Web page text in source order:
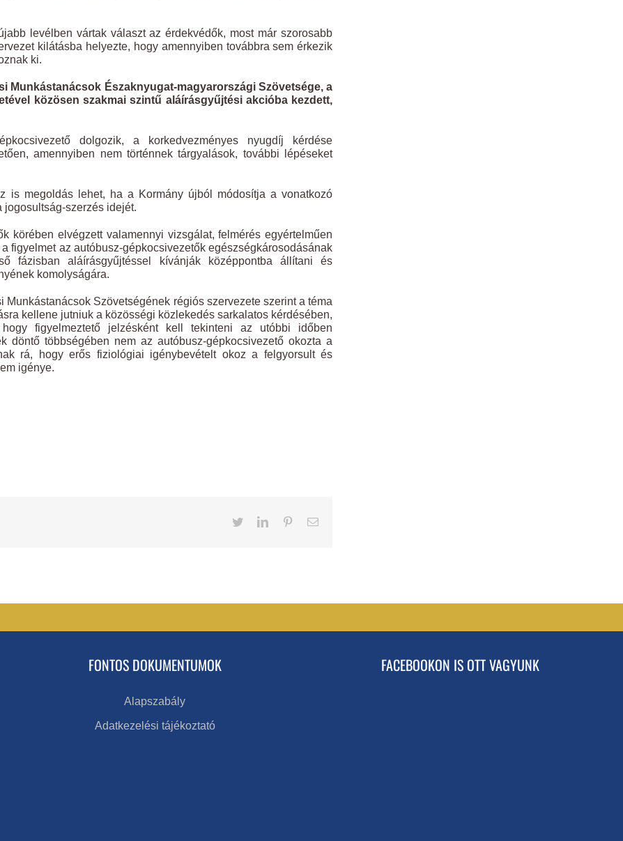
levélben vártak választ az érdekvédők, most már szorosabb
kilátásba helyezte, hogy amennyiben továbbra sem érkezik
ki.
Munkástanácsok Északnyugat-magyarországi Szövetsége, a
közösen szakmai szintű aláírásgyűjtési akcióba kezdett,
dolgozik, a korkedvezményes nyugdíj kérdése
amennyiben nem történnek tárgyalások, további lépéseket
is megoldás lehet, ha a Kormány újból módosítja a vonatkozó
szerzés idejét.
körében elvégzett valamennyi vizsgálat, felmérés egyértelműen
figyelmet az autóbusz-gépkocsivezetők egészségkárosodásának
fázisban aláírásgyűjtéssel kívánják középpontba állítani és
komolyságára.
Szövetségének régiós szervezete szerint a téma
kellene jutniuk a közösségi közlekedés sarkalatos kérdésében,
figyelmeztető jelzésként kell tekinteni az utóbbi időben
döntő többségében nem az autóbusz-gépkocsivezető okozta a
rá, hogy erős fiziológiai igénybevételt okoz a felgyorsult és
igénye.
TwitterLinkedInPinterestEmail
FONTOS DOKUMENTUMOK
Alapszabály
Adatkezelési tájékoztató
FACEBOOKON IS OTT VAGYUNK